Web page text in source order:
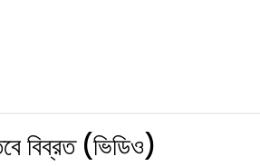
বিব্রত (ভিডিও)